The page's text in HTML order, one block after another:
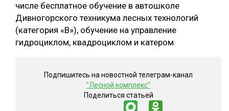
числе бесплатное обучение в автошколе
Дивногорского техникума лесных технологий
(категория «В»), обучение на управление
гидроциклом, квадроциклом и катером.
Подпишитесь на новостной телеграм-канал
"Лесной комплекс"
Поделиться статьей